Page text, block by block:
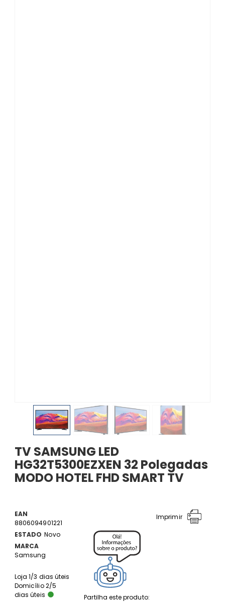
TV SAMSUNG LED
HG32T5300EZXEN 32 Polegadas
MODO HOTEL FHD SMART TV
EAN
8806094901221
ESTADO Novo
MARCA
Samsung
Loja 1/3 dias úteis
Domicílio 2/5
dias úteis
Imprimir
Partilha este produto: